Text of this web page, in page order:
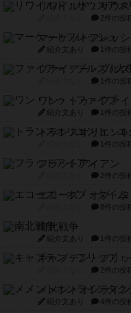
リワイルド：サウ
2件の投
マーケットフレッシ
紹介文あり 1件の投
ファイアー・ブル
1件の投
ワン・トゥ・ファイ
紹介文あり 1件の投
トランスオリエン
1件の投
フラットアイアン
2件の投
エコーズ・オブ・
8件の投
南北戦争
紹介文あり 1件の投
キャプテン・フリ
2件の投
メメントオンライ
紹介文あり 4件の投